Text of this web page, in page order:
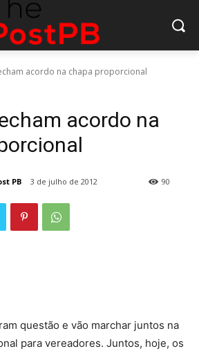
acordo na chapa proporcional
acordo na
PB 3 de julho de 2012 90
questão e vão marchar juntos na
para vereadores. Juntos, hoje, os